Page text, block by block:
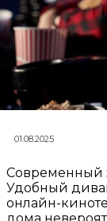
01.08.2025
Современный
Удобный
онлайн-